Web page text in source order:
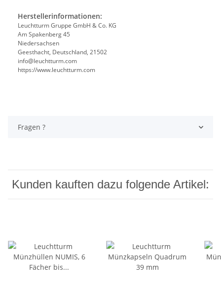
Herstellerinformationen:
Leuchtturm Gruppe GmbH & Co. KG
Am Spakenberg 45
Niedersachsen
Geesthacht, Deutschland, 21502
info@leuchtturm.com
https://www.leuchtturm.com
Fragen ?
Kunden kauften dazu folgende Artikel: